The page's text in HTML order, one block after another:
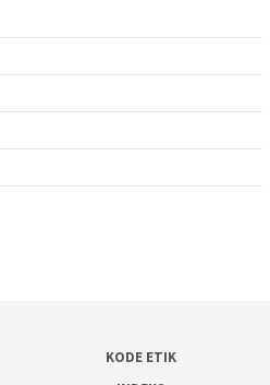
KODE ETIK